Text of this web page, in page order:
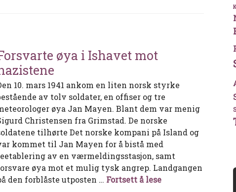
øya i Ishavet mot
10. mars 1941 ankom en liten norsk styrke
av tolv soldater, en offiser og tre
øya Jan Mayen. Blant dem var menig
Christensen fra Grimstad. De norske
tilhørte Det norske kompani på Island og
kommet til Jan Mayen for å bistå med
av en værmeldingsstasjon, samt
øya mot et mulig tysk angrep. Landgangen
den forblåste utposten … Fortsett å leseForsvarte øya i